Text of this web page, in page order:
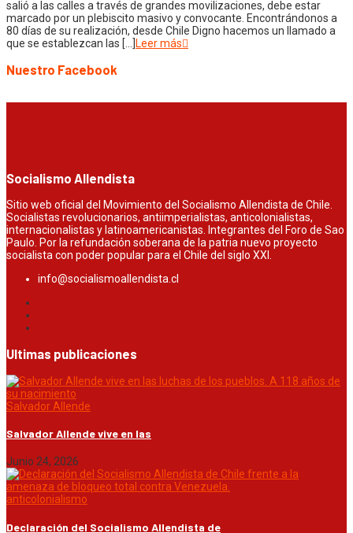
salió a las calles a través de grandes movilizaciones, debe estar
marcado por un plebiscito masivo y convocante. Encontrándonos a
80 días de su realización, desde Chile Digno hacemos un llamado a
que se establezcan las […]Leer más
Nuestro Facebook
Socialismo Allendista
Sitio web oficial del Movimiento del Socialismo Allendista de Chile.
Socialistas revolucionarios, antiimperialistas, anticolonialistas,
internacionalistas y latinoamericanistas. Integrantes del Foro de Sao
Paulo. Por la refundación soberana de la patria nuevo proyecto
socialista con poder popular para el Chile del siglo XXI.
info@socialismoallendista.cl
Ultimas publicaciones
Salvador Allende
Salvador Allende vive en las
Junio 24, 2026
anticolonialismo
Declaración del Socialismo Allendista de